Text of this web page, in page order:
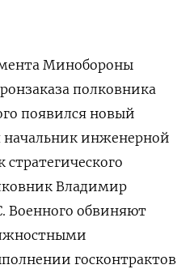
Минобороны
полковника
появился новый
начальник инженерной
Владимир
Военного обвиняют
госконтрактов